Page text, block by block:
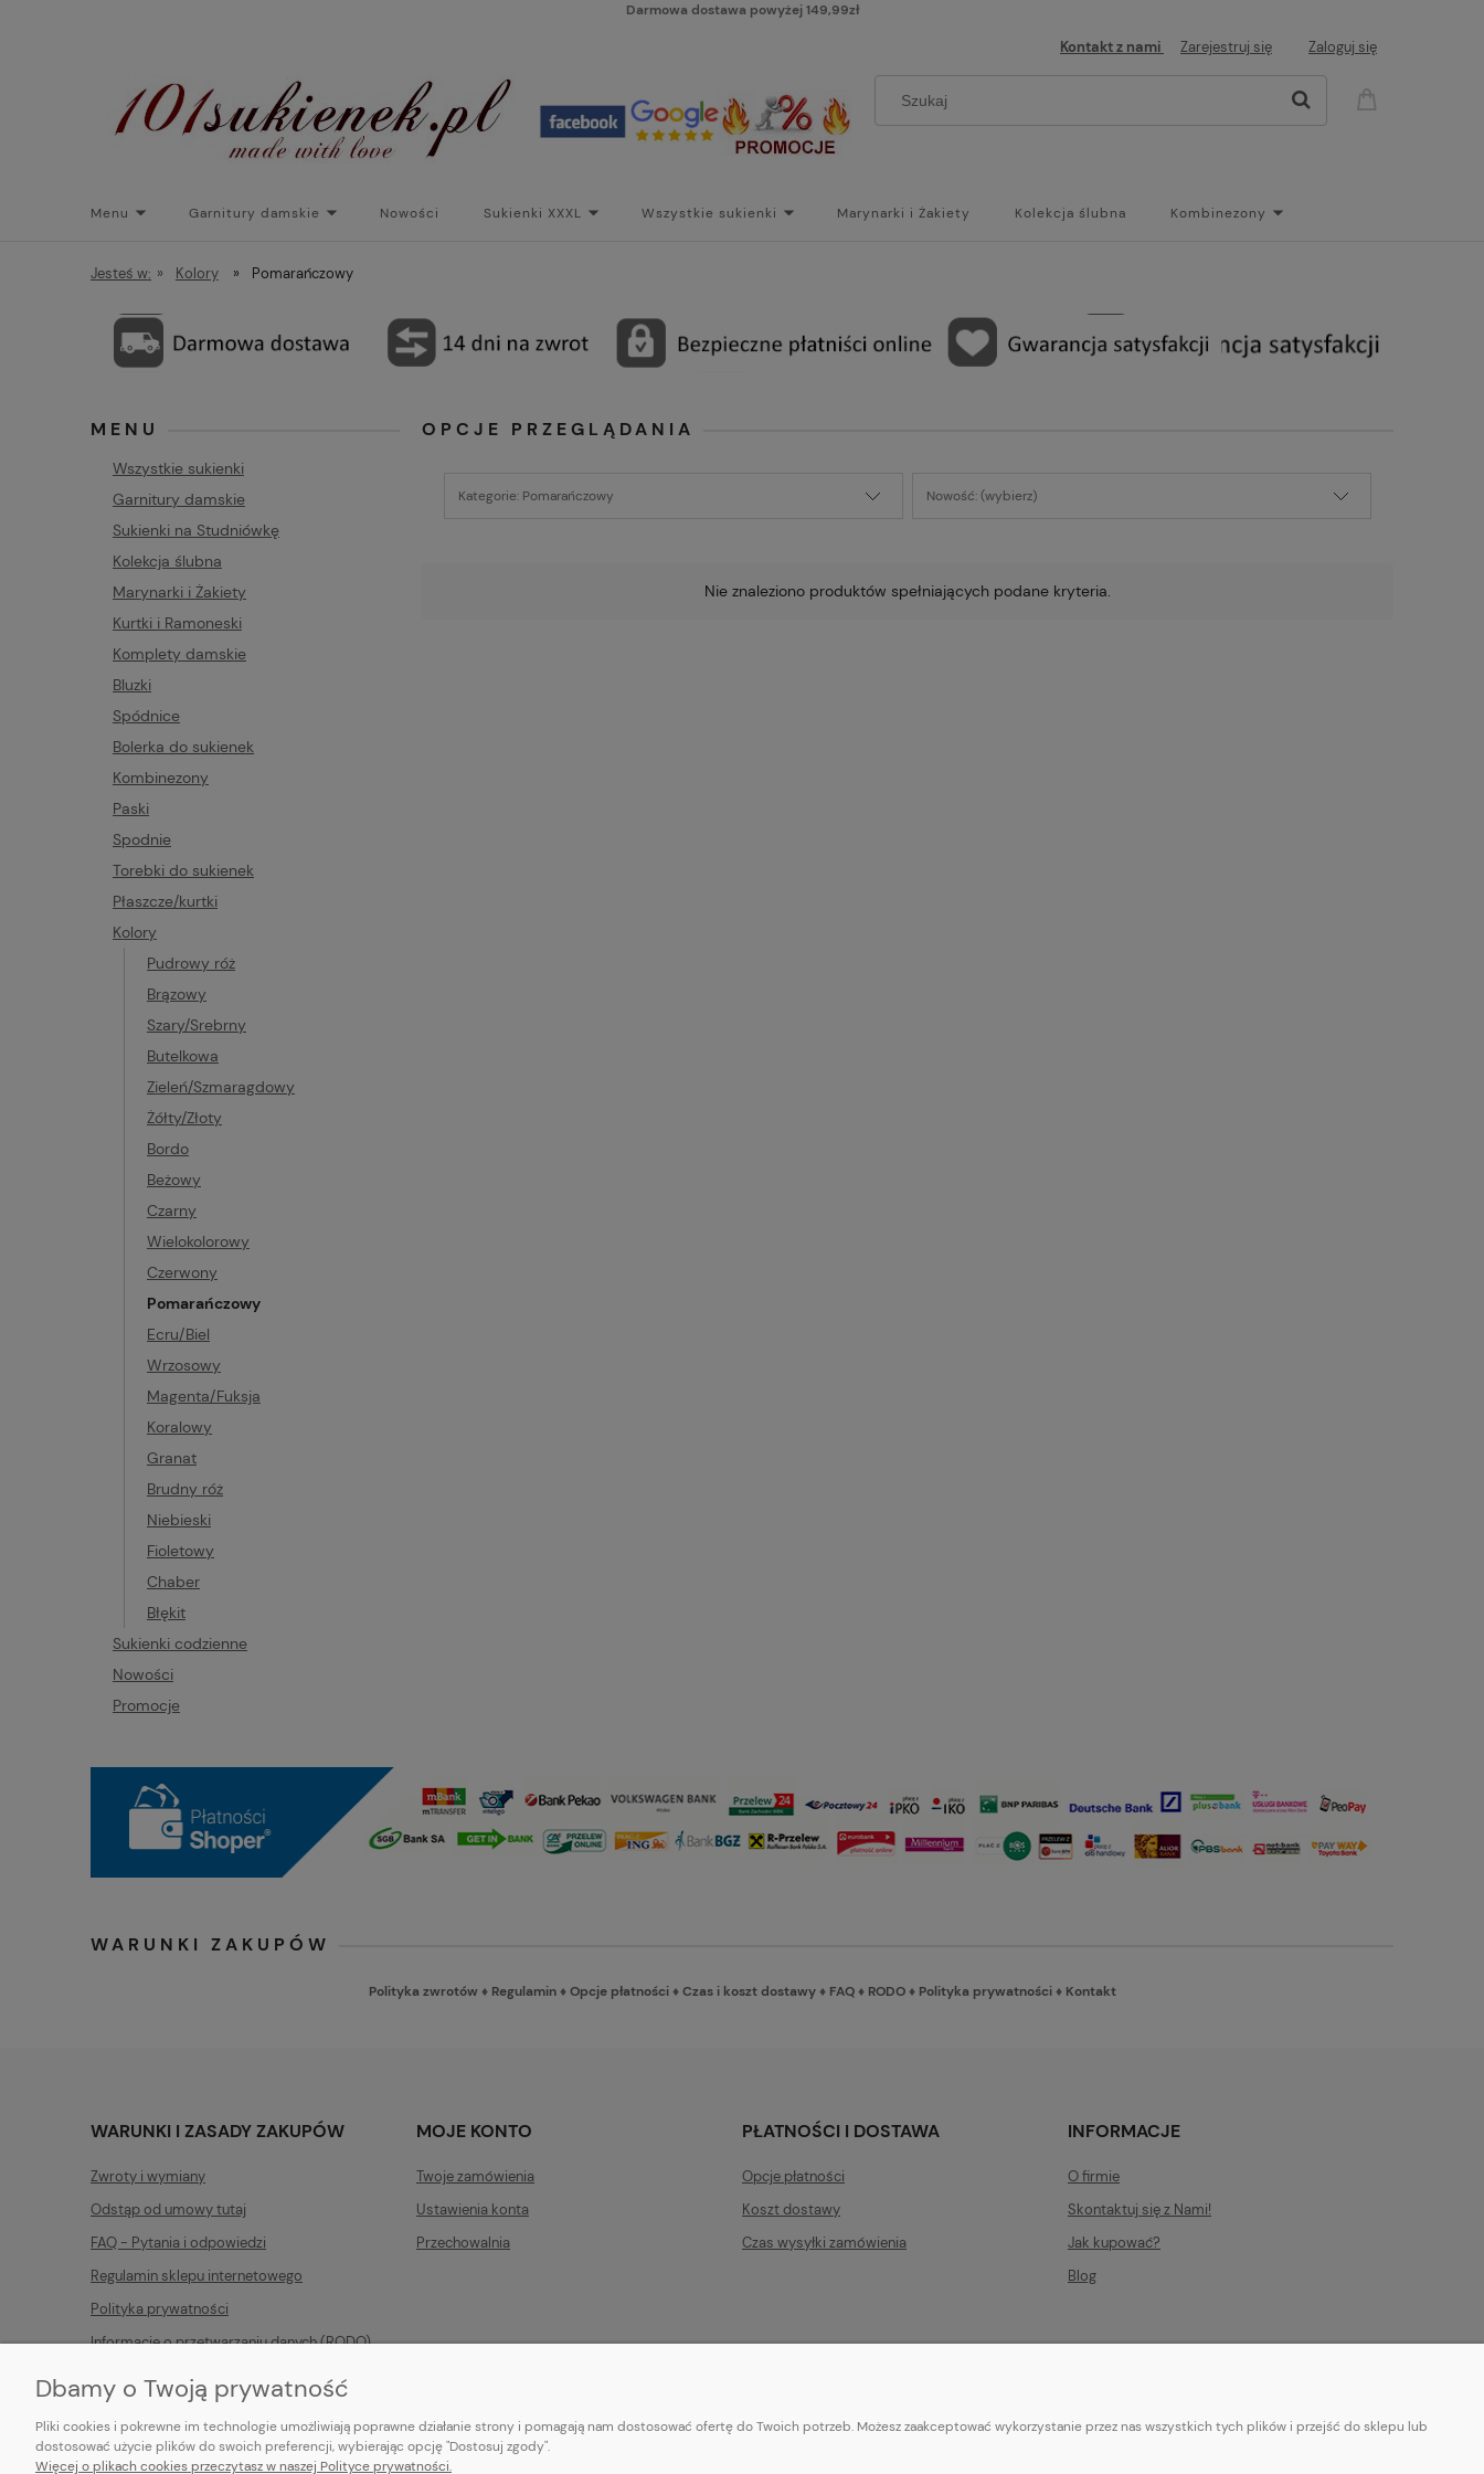
Darmowa dostawa powyżej 149,99zł
Kontakt z nami Zarejestruj się Zaloguj się
Menu Garnitury damskie Nowości Sukienki XXXL Wszystkie sukienki Marynarki i Żakiety Kolekcja ślubna Kombinezony
Torebki do sukienek Promocje
Jesteś w: » Kolory » Pomarańczowy
MENU
Wszystkie sukienki
Garnitury damskie
Sukienki na Studniówkę
Kolekcja ślubna
Marynarki i Żakiety
Kurtki i Ramoneski
Komplety damskie
Bluzki
Spódnice
Bolerka do sukienek
Kombinezony
Paski
Spodnie
Torebki do sukienek
Płaszcze/kurtki
Kolory
Pudrowy róż
Brązowy
Szary/Srebrny
Butelkowa
Zieleń/Szmaragdowy
Żółty/Złoty
Bordo
Beżowy
Czarny
Wielokolorowy
Czerwony
Pomarańczowy
Ecru/Biel
Wrzosowy
Magenta/Fuksja
Koralowy
Granat
Brudny róż
Niebieski
Fioletowy
Chaber
Błękit
Sukienki codzienne
Nowości
Promocje
OPCJE PRZEGLĄDANIA
Kategorie: Pomarańczowy Nowość: (wybierz)
Nie znaleziono produktów spełniających podane kryteria.
WARUNKI ZAKUPÓW
Polityka zwrotów ♦ Regulamin♦Opcje płatności♦Czas i koszt dostawy♦ FAQ♦ RODO♦ Polityka prywatności♦ Kontakt
WARUNKI I ZASADY ZAKUPÓW
Zwroty i wymiany
Odstąp od umowy tutaj
FAQ - Pytania i odpowiedzi
Regulamin sklepu internetowego
Polityka prywatności
Informacje o przetwarzaniu danych (RODO)
MOJE KONTO
Twoje zamówienia
Ustawienia konta
Przechowalnia
PŁATNOŚCI I DOSTAWA
Opcje płatności
Koszt dostawy
Czas wysyłki zamówienia
INFORMACJE
O firmie
Skontaktuj się z Nami!
Jak kupować?
Blog
E-mail:pl101sukienek@gmail.com
Dbamy o Twoją prywatność
Pliki cookies i pokrewne im technologie umożliwiają poprawne działanie strony i pomagają nam dostosować ofertę do Twoich potrzeb. Możesz zaakceptować wykorzystanie przez nas wszystkich tych plików i przejść do sklepu lub
dostosować użycie plików do swoich preferencji, wybierając opcję "Dostosuj zgody".
Więcej o plikach cookies przeczytasz w naszej Polityce prywatności.